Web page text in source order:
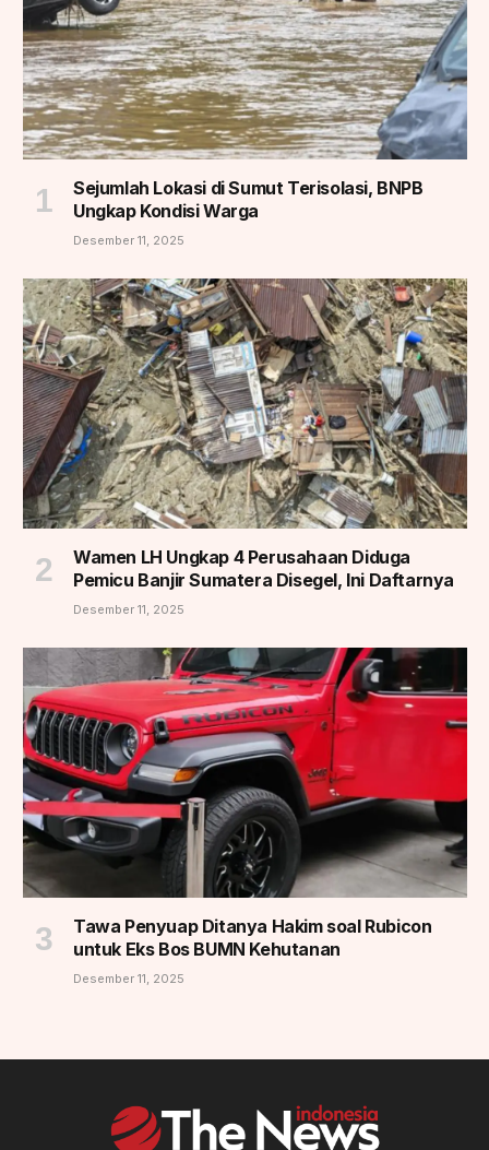
Sejumlah Lokasi di Sumut Terisolasi, BNPB
Ungkap Kondisi Warga
Desember 11, 2025
Wamen LH Ungkap 4 Perusahaan Diduga
Pemicu Banjir Sumatera Disegel, Ini Daftarnya
Desember 11, 2025
Tawa Penyuap Ditanya Hakim soal Rubicon
untuk Eks Bos BUMN Kehutanan
Desember 11, 2025